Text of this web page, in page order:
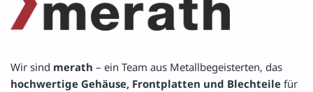
Wir sind merath – ein Team aus Metallbegeisterten, das
hochwertige Gehäuse, Frontplatten und Blechteile für